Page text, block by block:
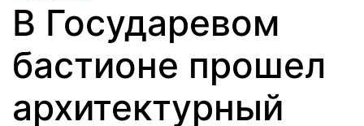
В Государевом
бастионе прошел
архитектурный